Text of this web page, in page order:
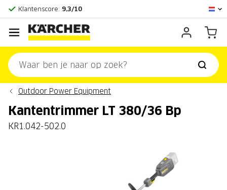
Klantenscore: 9,3/10
Outdoor Power Equipment
Kantentrimmer LT 380/36 Bp
KR1.042-502.0